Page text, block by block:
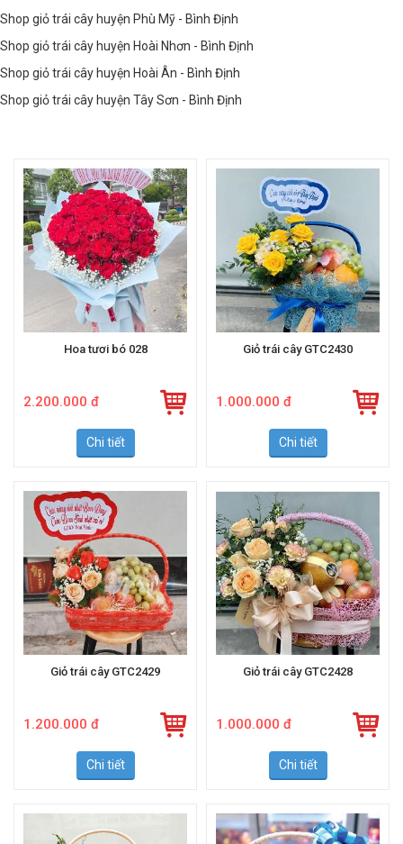
Shop giỏ trái cây huyện Phù Mỹ - Bình Định
Shop giỏ trái cây huyện Hoài Nhơn - Bình Định
Shop giỏ trái cây huyện Hoài Ân - Bình Định
Shop giỏ trái cây huyện Tây Sơn - Bình Định
Hoa tươi bó 028
2.200.000 đ
Chi tiết
Giỏ trái cây GTC2430
1.000.000 đ
Chi tiết
Giỏ trái cây GTC2429
1.200.000 đ
Chi tiết
Giỏ trái cây GTC2428
1.000.000 đ
Chi tiết